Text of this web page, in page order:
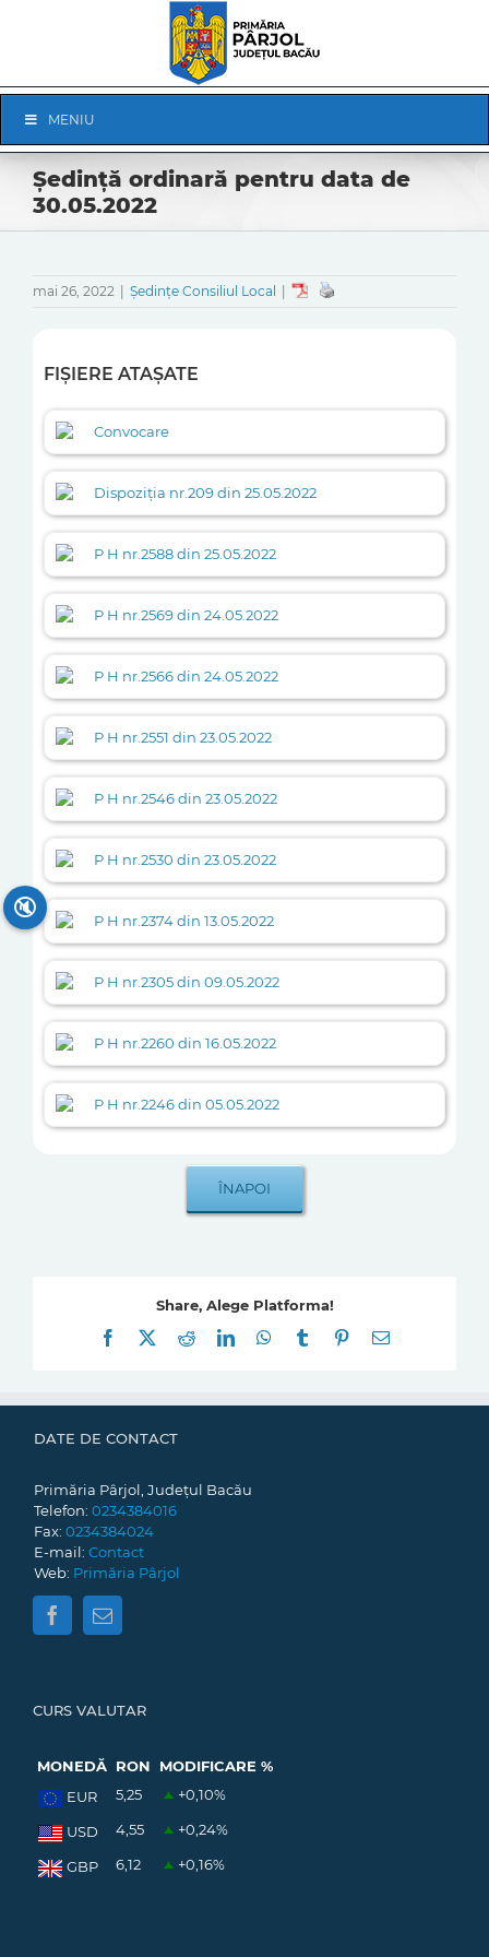
Navigation
MENIU
Ședinţă ordinară pentru data de
30.05.2022
mai 26, 2022 Ședințe Consiliul Local
FIȘIERE ATAȘATE
Convocare
Dispoziția nr.209 din 25.05.2022
P H nr.2588 din 25.05.2022
P H nr.2569 din 24.05.2022
P H nr.2566 din 24.05.2022
P H nr.2551 din 23.05.2022
P H nr.2546 din 23.05.2022
P H nr.2530 din 23.05.2022
P H nr.2374 din 13.05.2022
P H nr.2305 din 09.05.2022
P H nr.2260 din 16.05.2022
P H nr.2246 din 05.05.2022
Share, Alege Platforma!
Facebook
RedditLinkedInWhatsApp
Tumblr Pinterest
E-
DATE DE CONTACT
Primăria Pârjol, Județul Bacău
Telefon: 0234384016
Fax: 0234384024
E-mail: Contact
Web: Primăria Pârjol
CURS VALUTAR
MONEDĂ RON
MODIFICARE %
EUR
5,25 +0,10%
USD 4,55 +0,24%
GBP 6,12 +0,16%
🔇